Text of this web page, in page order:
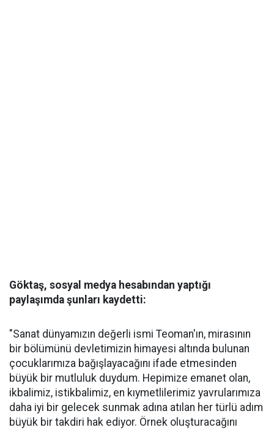
Göktaş, sosyal medya hesabından yaptığı
paylaşımda şunları kaydetti:
"Sanat dünyamızın değerli ismi Teoman'ın, mirasının
bir bölümünü devletimizin himayesi altında bulunan
çocuklarımıza bağışlayacağını ifade etmesinden
büyük bir mutluluk duydum. Hepimize emanet olan,
ikbalimiz, istikbalimiz, en kıymetlilerimiz yavrularımıza
daha iyi bir gelecek sunmak adına atılan her türlü adım
büyük bir takdiri hak ediyor. Örnek oluşturacağını